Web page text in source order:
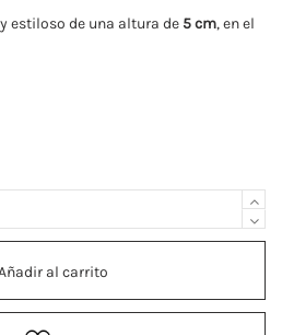
y estiloso de una altura de 5 cm, en el
al carrito